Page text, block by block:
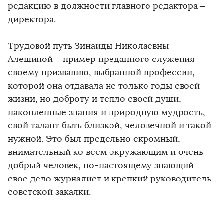
редакцию в должности главного редактора –
директора.
Трудовой путь Зинаиды Николаевны
Алешиной – пример преданного служения
своему призванию, выбранной профессии,
которой она отдавала не только годы своей
жизни, но доброту и тепло своей души,
накопленные знания и природную мудрость,
свой талант быть близкой, человечной и такой
нужной. Это был предельно скромный,
внимательный ко всем окружающим и очень
добрый человек, по-настоящему знающий
свое дело журналист и крепкий руководитель
советской закалки.